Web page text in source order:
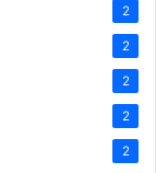
2
2
2
2
2